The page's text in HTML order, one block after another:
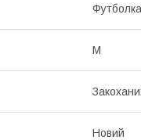
Футболка
M
Новий